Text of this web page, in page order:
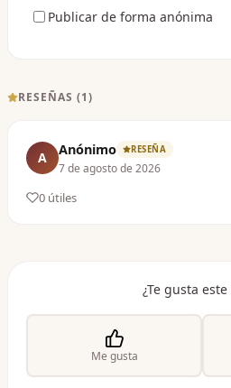
Publicar de forma anónima
RESEÑAS (1)
A Anónimo RESEÑA
7 de agosto de 2026
0 útiles
¿Te gusta este
Me gusta